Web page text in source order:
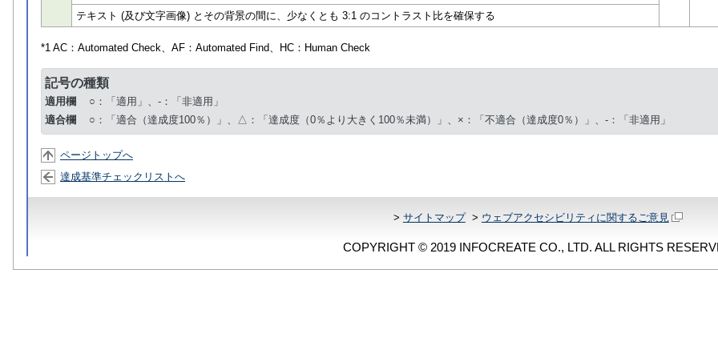
テキスト (及び文字画像) とその背景の間に、少なくとも 3:1 のコントラスト比を確保する
*1 AC： Automated Check、AF： Automated Find、HC： Human Check
記号の種類
適用欄
○：「適用」、-：「非適用」
適合欄
○：「適合（達成度100％）」、△：「達成度（0％より大きく100％未満）」、×：「不適合（達成度0％）」、-：「非適用」
ページトップへ
達成基準チェックリストへ
> サイトマップ> ウェブアクセシビリティに関するご意見
COPYRIGHT © 2019 INFOCREATE CO., LTD. ALL RIGHTS